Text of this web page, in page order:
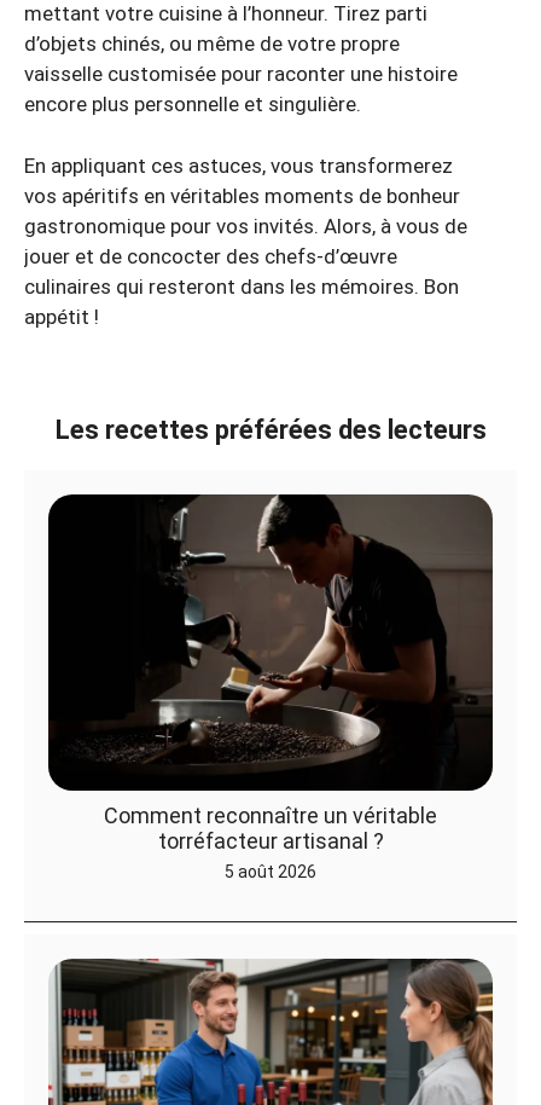
mettant votre cuisine à l’honneur. Tirez parti
d’objets chinés, ou même de votre propre
vaisselle customisée pour raconter une histoire
encore plus personnelle et singulière.
En appliquant ces astuces, vous transformerez
vos apéritifs en véritables moments de bonheur
gastronomique pour vos invités. Alors, à vous de
jouer et de concocter des chefs-d’œuvre
culinaires qui resteront dans les mémoires. Bon
appétit !
Les recettes préférées des lecteurs
Comment reconnaître un véritable
torréfacteur artisanal ?
5 août 2026